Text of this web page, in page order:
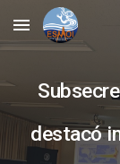
Skip to main
destacó